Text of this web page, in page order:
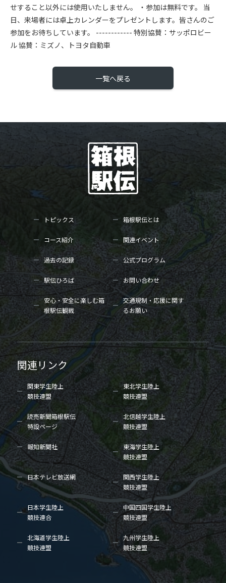
せすること以外には使用いたしません。 ・参加は無料です。 当
日、来場者には卓上カレンダーをプレゼントします。皆さんのご
参加をお待ちしています。 ------------ 特別協賛：サッポロビー
ル 協賛：ミズノ、トヨタ自動車
一覧へ戻る
トピックス 箱根駅伝とは
コース紹介 関連イベント
過去の記録 公式プログラム
駅伝ひろば お問い合わせ
安心・安全に楽しむ箱
根駅伝観戦
交通規制・応援に関す
るお願い
関連リンク
関東学生陸上
競技連盟
東北学生陸上
競技連盟
読売新聞箱根駅伝
特設ページ
北信越学生陸上
競技連盟
報知新聞社
東海学生陸上
競技連盟
日本テレビ放送網
関西学生陸上
競技連盟
日本学生陸上
競技連合
中国四国学生陸上
競技連盟
北海道学生陸上
競技連盟
九州学生陸上
競技連盟